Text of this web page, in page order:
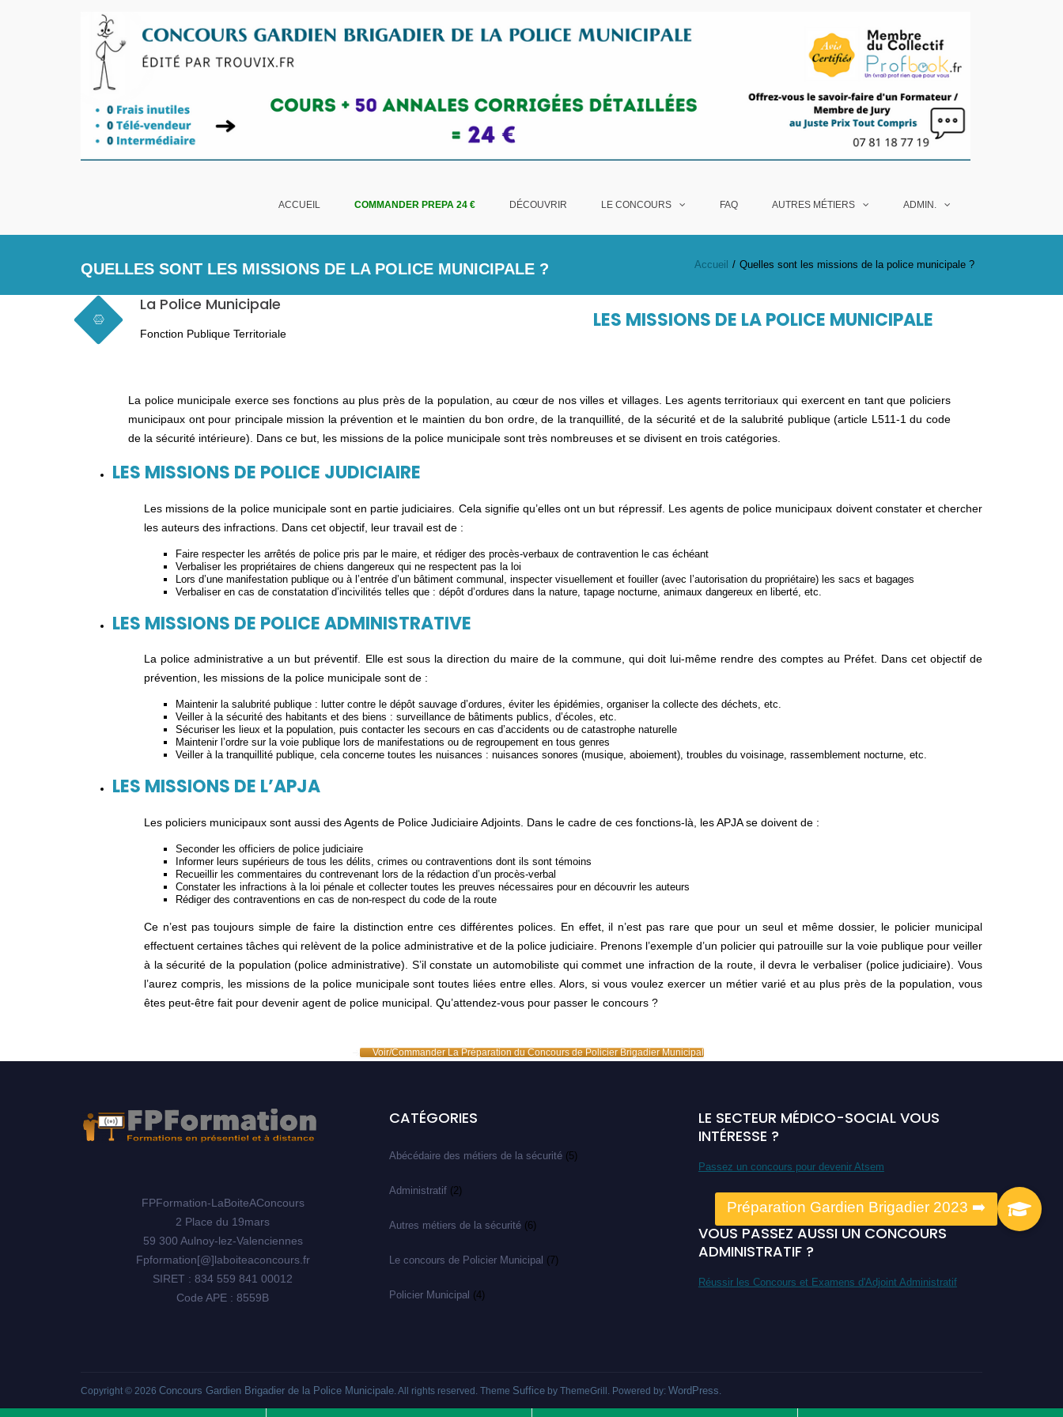
ACCUEIL
COMMANDER PREPA 24 € DÉCOUVRIR LE CONCOURS FAQ AUTRES MÉTIERS ADMIN.
QUELLES SONT LES MISSIONS DE LA POLICE MUNICIPALE ? Accueil Quelles sont les missions de la police municipale ?
La Police Municipale
Fonction Publique Territoriale
LES MISSIONS DE LA POLICE MUNICIPALE
La police municipale exerce ses fonctions au plus près de la population, au cœur de nos villes et villages. Les agents territoriaux qui exercent en tant que policiers
municipaux ont pour principale mission la prévention et le maintien du bon ordre, de la tranquillité, de la sécurité et de la salubrité publique (article L511-1 du code
de la sécurité intérieure). Dans ce but, les missions de la police municipale sont très nombreuses et se divisent en trois catégories.
LES MISSIONS DE POLICE JUDICIAIRE
Les missions de la police municipale sont en partie judiciaires. Cela signifie qu’elles ont un but répressif. Les agents de police municipaux doivent constater et chercher
les auteurs des infractions. Dans cet objectif, leur travail est de :
Faire respecter les arrêtés de police pris par le maire, et rédiger des procès-verbaux de contravention le cas échéant
Verbaliser les propriétaires de chiens dangereux qui ne respectent pas la loi
Lors d’une manifestation publique ou à l’entrée d’un bâtiment communal, inspecter visuellement et fouiller (avec l’autorisation du propriétaire) les sacs et bagages
Verbaliser en cas de constatation d’incivilités telles que : dépôt d’ordures dans la nature, tapage nocturne, animaux dangereux en liberté, etc.
LES MISSIONS DE POLICE ADMINISTRATIVE
La police administrative a un but préventif. Elle est sous la direction du maire de la commune, qui doit lui-même rendre des comptes au Préfet. Dans cet objectif de
prévention, les missions de la police municipale sont de :
Maintenir la salubrité publique : lutter contre le dépôt sauvage d’ordures, éviter les épidémies, organiser la collecte des déchets, etc.
Veiller à la sécurité des habitants et des biens : surveillance de bâtiments publics, d’écoles, etc.
Sécuriser les lieux et la population, puis contacter les secours en cas d’accidents ou de catastrophe naturelle
Maintenir l’ordre sur la voie publique lors de manifestations ou de regroupement en tous genres
Veiller à la tranquillité publique, cela concerne toutes les nuisances : nuisances sonores (musique, aboiement), troubles du voisinage, rassemblement nocturne, etc.
LES MISSIONS DE L’APJA
Les policiers municipaux sont aussi des Agents de Police Judiciaire Adjoints. Dans le cadre de ces fonctions-là, les APJA se doivent de :
Seconder les officiers de police judiciaire
Informer leurs supérieurs de tous les délits, crimes ou contraventions dont ils sont témoins
Recueillir les commentaires du contrevenant lors de la rédaction d’un procès-verbal
Constater les infractions à la loi pénale et collecter toutes les preuves nécessaires pour en découvrir les auteurs
Rédiger des contraventions en cas de non-respect du code de la route
Ce n’est pas toujours simple de faire la distinction entre ces différentes polices. En effet, il n’est pas rare que pour un seul et même dossier, le policier municipal
effectuent certaines tâches qui relèvent de la police administrative et de la police judiciaire. Prenons l’exemple d’un policier qui patrouille sur la voie publique pour veiller
à la sécurité de la population (police administrative). S’il constate un automobiliste qui commet une infraction de la route, il devra le verbaliser (police judiciaire). Vous
l’aurez compris, les missions de la police municipale sont toutes liées entre elles. Alors, si vous voulez exercer un métier varié et au plus près de la population, vous
êtes peut-être fait pour devenir agent de police municipal. Qu’attendez-vous pour passer le concours ?
Voir/Commander La Préparation du Concours de Policier Brigadier Municipal
FPFormation-LaBoiteAConcours
2 Place du 19mars
59 300 Aulnoy-lez-Valenciennes
Fpformation[@]laboiteaconcours.fr
SIRET : 834 559 841 00012
Code APE : 8559B
CATÉGORIES
Abécédaire des métiers de la sécurité (5)
Administratif (2)
Autres métiers de la sécurité (6)
Le concours de Policier Municipal (7)
Policier Municipal (4)
LE SECTEUR MÉDICO-SOCIAL VOUS
INTÉRESSE ?
Passez un concours pour devenir Atsem
VOUS PASSEZ AUSSI UN CONCOURS
ADMINISTRATIF ?
Réussir les Concours et Examens d'Adjoint Administratif
Copyright © 2026 Concours Gardien Brigadier de la Police Municipale. All rights reserved. Theme Suffice by ThemeGrill. Powered by: WordPress.